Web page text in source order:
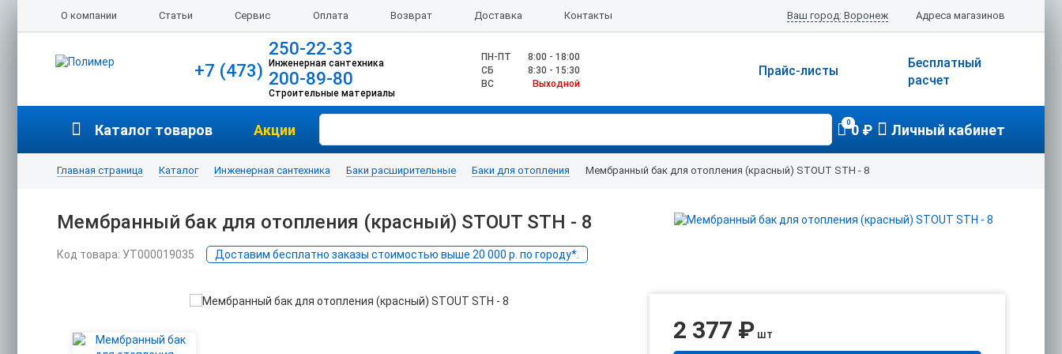
О компании Статьи Сервис Оплата Возврат Доставка Контакты Адреса магазинов
Ваш город: Воронеж
+7 (473)
250-22-33
Инженерная сантехника
200-89-80
Строительные материалы
ПН-ПТ
8:00 - 18:00
CБ
8:30 - 15:30
ВС
Выходной
Бесплатный
расчет
Прайс-листы
Каталог товаров Акции 00 ₽ Личный кабинет
Главная страница Каталог Инженерная сантехника Баки расширительные Баки для отопления Мембранный бак для отопления (красный) STOUT STH - 8
Мембранный бак для отопления (красный) STOUT STH - 8
Код товара: УТ000019035 Доставим бесплатно заказы стоимостью выше 20 000 р. по городу*.
2 377 ₽ шт